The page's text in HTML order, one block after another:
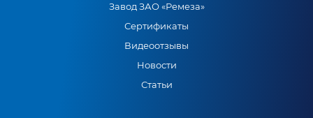
Завод ЗАО «Ремеза»
Сертификаты
Видеоотзывы
Новости
Статьи